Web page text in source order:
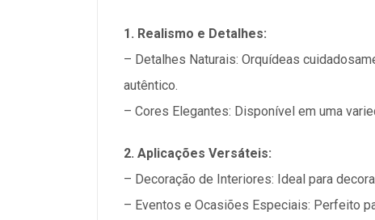
1. Realismo e Detalhes:
– Detalhes Naturais: Orquídeas
autêntico.
– Cores Elegantes: Disponível em uma
2. Aplicações Versáteis:
– Decoração de Interiores: Ideal para
– Eventos e Ocasiões Especiais: Perfeito